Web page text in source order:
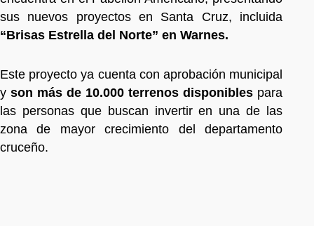
sus nuevos proyectos en Santa Cruz, incluida
“Brisas Estrella del Norte” en Warnes.
Este proyecto ya cuenta con aprobación municipal
y son más de 10.000 terrenos disponibles para
las personas que buscan invertir en una de las
zona de mayor crecimiento del departamento
cruceño.